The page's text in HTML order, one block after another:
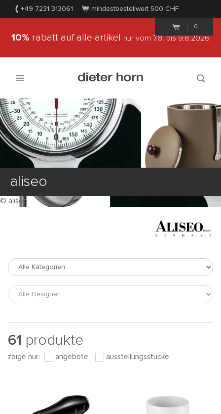
+49 7231 313061 mindestbestellwert 500 CHF
0
10% rabatt auf alle artikel nur vom 7.8.bis 9.8.2026
aliseo
© aliseo
61 produkte
zeige nur: angebote ausstellungsstücke